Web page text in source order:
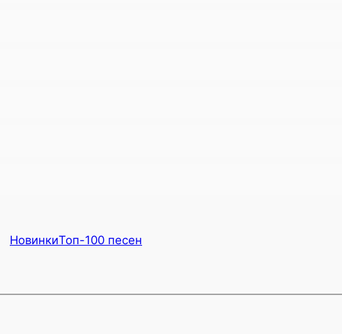
НовинкиТоп-100 песен